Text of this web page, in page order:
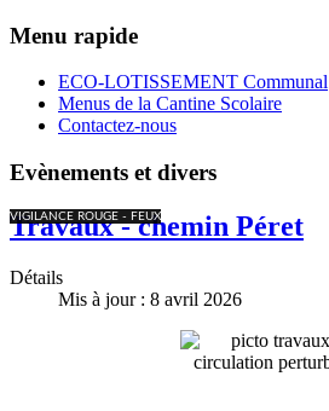
Menu rapide
ECO-LOTISSEMENT Communal
Menus de la Cantine Scolaire
Contactez-nous
Evènements et divers
VIGILANCE ROUGE - FEUX
Travaux - chemin Péret
Détails
Mis à jour : 8 avril 2026